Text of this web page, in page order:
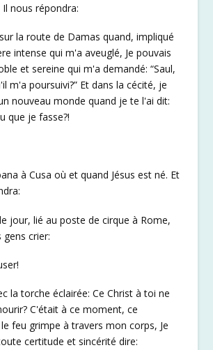
Il nous répondra:
la route de Damas quand, impliqué
intense qui m'a aveuglé, Je pouvais
et sereine qui m'a demandé: “Saul,
m'a poursuivi?” Et dans la cécité, je
nouveau monde quand je te l'ai dit:
que je fasse?!
à Cusa où et quand Jésus est né. Et
jour, lié au poste de cirque à Rome,
gens crier:
la torche éclairée: Ce Christ à toi ne
C'était à ce moment, ce
feu grimpe à travers mon corps, Je
certitude et sincérité dire: